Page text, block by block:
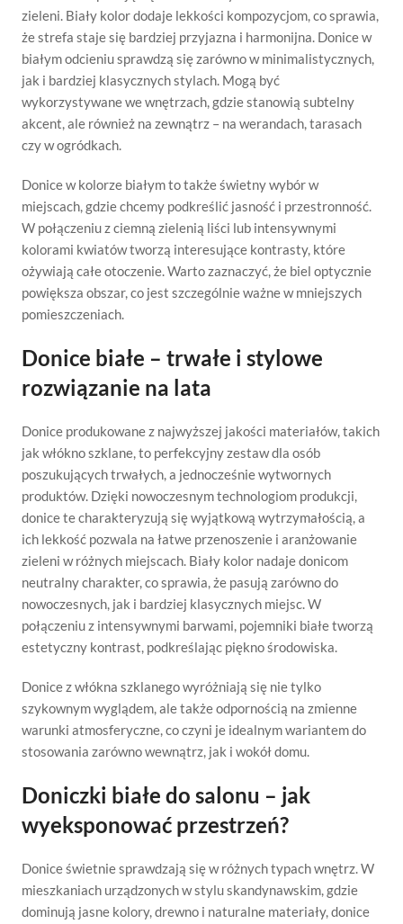
zieleni. Biały kolor dodaje lekkości kompozycjom, co sprawia,
że strefa staje się bardziej przyjazna i harmonijna. Donice w
białym odcieniu sprawdzą się zarówno w minimalistycznych,
jak i bardziej klasycznych stylach. Mogą być
wykorzystywane we wnętrzach, gdzie stanowią subtelny
akcent, ale również na zewnątrz – na werandach, tarasach
czy w ogródkach.
Donice w kolorze białym to także świetny wybór w
miejscach, gdzie chcemy podkreślić jasność i przestronność.
W połączeniu z ciemną zielenią liści lub intensywnymi
kolorami kwiatów tworzą interesujące kontrasty, które
ożywiają całe otoczenie. Warto zaznaczyć, że biel optycznie
powiększa obszar, co jest szczególnie ważne w mniejszych
pomieszczeniach.
Donice białe – trwałe i stylowe
rozwiązanie na lata
Donice produkowane z najwyższej jakości materiałów, takich
jak włókno szklane, to perfekcyjny zestaw dla osób
poszukujących trwałych, a jednocześnie wytwornych
produktów. Dzięki nowoczesnym technologiom produkcji,
donice te charakteryzują się wyjątkową wytrzymałością, a
ich lekkość pozwala na łatwe przenoszenie i aranżowanie
zieleni w różnych miejscach. Biały kolor nadaje donicom
neutralny charakter, co sprawia, że pasują zarówno do
nowoczesnych, jak i bardziej klasycznych miejsc. W
połączeniu z intensywnymi barwami, pojemniki białe tworzą
estetyczny kontrast, podkreślając piękno środowiska.
Donice z włókna szklanego wyróżniają się nie tylko
szykownym wyglądem, ale także odpornością na zmienne
warunki atmosferyczne, co czyni je idealnym wariantem do
stosowania zarówno wewnątrz, jak i wokół domu.
Doniczki białe do salonu – jak
wyeksponować przestrzeń?
Donice świetnie sprawdzają się w różnych typach wnętrz. W
mieszkaniach urządzonych w stylu skandynawskim, gdzie
dominują jasne kolory, drewno i naturalne materiały, donice